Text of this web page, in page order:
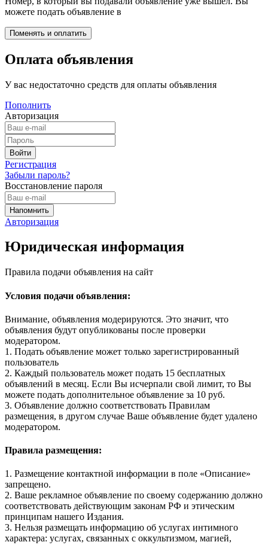
можете подать объявление в
Оплата объявления
У вас недостаточно средств для оплаты объявления
Пополнить
Авторизация
Регистрация
Забыли пароль?
Восстановление пароля
Авторизация
Юридическая информация
Правила подачи объявления на сайт
Условия подачи объявления:
Внимание, объявления модерируются. Это значит, что
объявления будут опубликованы после проверки
модератором.
1. Подать объявление может только зарегистрированный
пользователь
2. Каждый пользователь может подать 15 бесплатных
объявлений в месяц. Если Вы исчерпали свой лимит, то Вы
можете подать дополнительное объявление за 10 руб.
3. Объявление должно соответствовать Правилам
размещения, в другом случае Ваше объявление будет удалено
модератором.
Правила размещения:
1. Размещение контактной информации в поле «Описание»
запрещено.
2. Ваше рекламное объявление по своему содержанию должно
соответствовать действующим законам РФ и этическим
принципам нашего Издания.
3. Нельзя размещать информацию об услугах интимного
характера: услугах, связанных с оккультизмом, магией,